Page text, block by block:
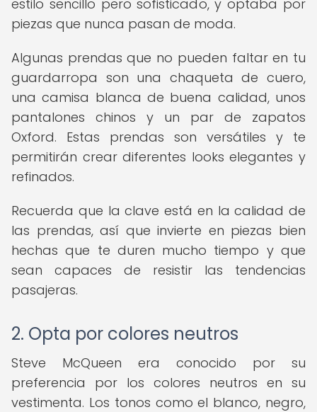
estilo sencillo pero sofisticado, y optaba por
piezas que nunca pasan de moda.
Algunas prendas que no pueden faltar en tu
guardarropa son una chaqueta de cuero,
una camisa blanca de buena calidad, unos
pantalones chinos y un par de zapatos
Oxford. Estas prendas son versátiles y te
permitirán crear diferentes looks elegantes y
refinados.
Recuerda que la clave está en la calidad de
las prendas, así que invierte en piezas bien
hechas que te duren mucho tiempo y que
sean capaces de resistir las tendencias
pasajeras.
2. Opta por colores neutros
Steve McQueen era conocido por su
preferencia por los colores neutros en su
vestimenta. Los tonos como el blanco, negro,